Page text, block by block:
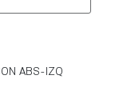
ABS-IZQ